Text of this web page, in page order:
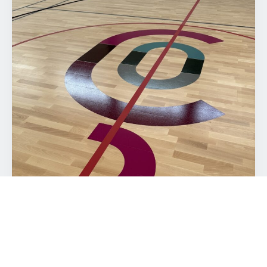
Entreprise
E-mail
Téléphone
Décrivez votre projet